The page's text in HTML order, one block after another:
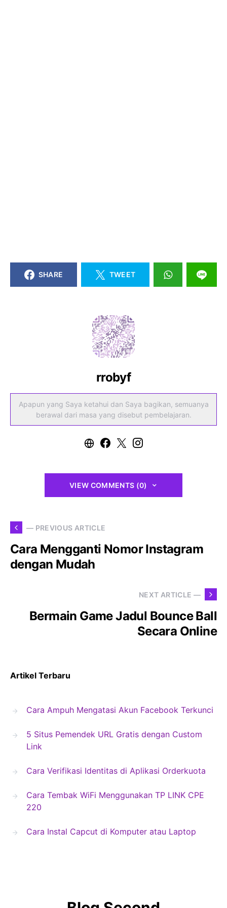
SHARE TWEET
rrobyf
Apapun yang Saya ketahui dan Saya bagikan, semuanya
berawal dari masa yang disebut pembelajaran.
VIEW COMMENTS (0)
— PREVIOUS ARTICLE
Cara Mengganti Nomor Instagram
dengan Mudah
NEXT ARTICLE —
Bermain Game Jadul Bounce Ball
Secara Online
Artikel Terbaru
Cara Ampuh Mengatasi Akun Facebook Terkunci
5 Situs Pemendek URL Gratis dengan Custom
Link
Cara Verifikasi Identitas di Aplikasi Orderkuota
Cara Tembak WiFi Menggunakan TP LINK CPE
220
Cara Instal Capcut di Komputer atau Laptop